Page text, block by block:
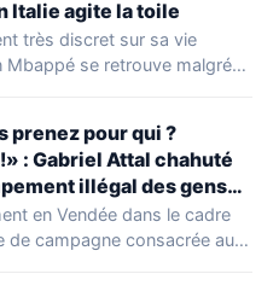
Italie agite la toile
très discret sur sa vie
Mbappé se retrouve malgré
prenez pour qui ?
: Gabriel Attal chahuté
illégal des gens
en Vendée dans le cadre
de campagne consacrée aux